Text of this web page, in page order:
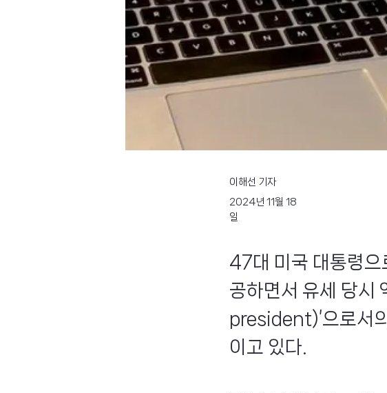
이해선 기자
2024년 11월 18
일
47대 미국 대통령으
공하면서 유세 당시
president)’으로서
이고 있다.